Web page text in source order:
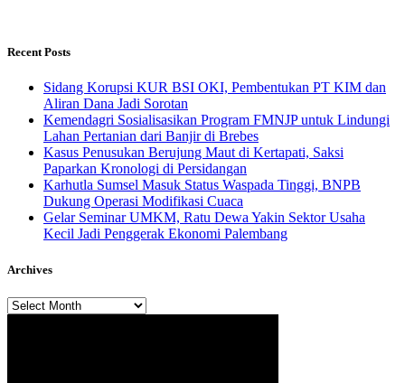
Recent Posts
Sidang Korupsi KUR BSI OKI, Pembentukan PT KIM dan
Aliran Dana Jadi Sorotan
Kemendagri Sosialisasikan Program FMNJP untuk Lindungi
Lahan Pertanian dari Banjir di Brebes
Kasus Penusukan Berujung Maut di Kertapati, Saksi
Paparkan Kronologi di Persidangan
Karhutla Sumsel Masuk Status Waspada Tinggi, BNPB
Dukung Operasi Modifikasi Cuaca
Gelar Seminar UMKM, Ratu Dewa Yakin Sektor Usaha
Kecil Jadi Penggerak Ekonomi Palembang
Archives
Archives